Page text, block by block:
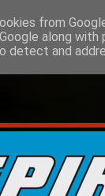
from
along
detect and